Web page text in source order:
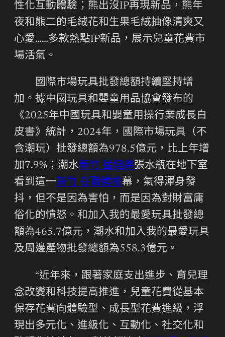
性化互動體驗；熊出沒IP再現新品，熊年
夜和熊二的毛絨花和生果毛絨抽像清爽又
心愛……多款熱點IP新品，展示兒童花費市
場活氣。
國際市場玩具批發總額持續堅持增
加。據中國玩具和嬰童用品協會發布的
《2025年中國玩具和嬰童用操行業成長白
皮書》統計，2024年，國際市場玩具（不
含潮玩）批發總額為978.5億元，比上年增
加7.9%；潮水新竹 猛健樂張水瓶在地下室
看到這一新竹 在職體檢幕，氣得渾身發
抖，但不是因為害怕，而是因為對財富庸
俗化的憤怒。和加入我的最愛玩具批發總
額為465.7億元，潮水和加入我的最愛玩具
及周邊產物批發總額為558.3億元。
“近年來，跟著家庭支出進步、育兒理
念改變和科技提高推進，兒童花費從基本
保存花費向體驗型、成長型花費進級，浮
現出多元化、進級化、互動化、社交化和